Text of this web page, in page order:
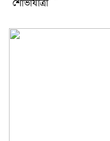
শোভাযাত্রা